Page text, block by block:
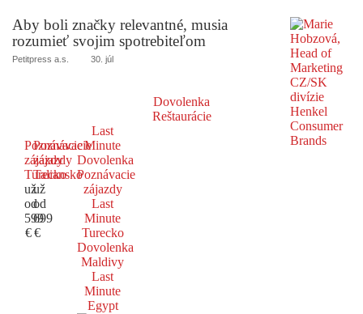
Aby boli značky relevantné, musia
rozumieť svojim spotrebiteľom
Petitpress a.s. 30. júl
Dovolenka
Reštaurácie
Poznávacie
zájazdy
Turecko
už
od
599
€
Poznávacie
zájazdy
Taliansko
už
od
699
€
Last
Minute
Dovolenka
Poznávacie
zájazdy
Last
Minute
Turecko
Dovolenka
Maldivy
Last
Minute
Egypt